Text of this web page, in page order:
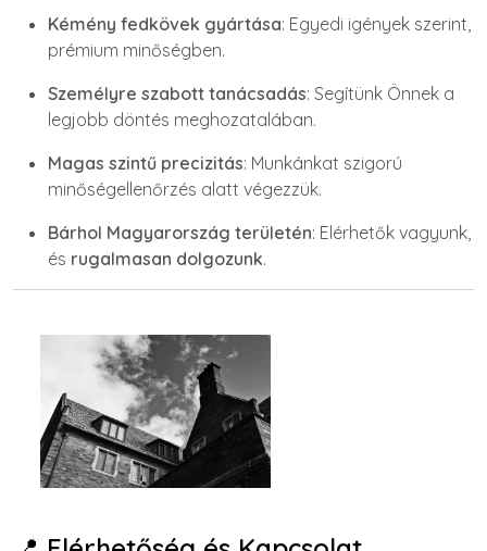
Kémény fedkövek gyártása: Egyedi igények szerint,
prémium minőségben.
Személyre szabott tanácsadás: Segítünk Önnek a
legjobb döntés meghozatalában.
Magas szintű precizitás: Munkánkat szigorú
minőségellenőrzés alatt végezzük.
Bárhol Magyarország területén: Elérhetők vagyunk,
és rugalmasan dolgozunk.